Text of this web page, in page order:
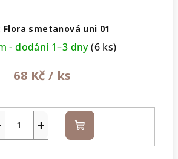
Flora smetanová uni 01
- dodání 1–3 dny(6 ks)
68 Kč / ks
+ Do
košíku